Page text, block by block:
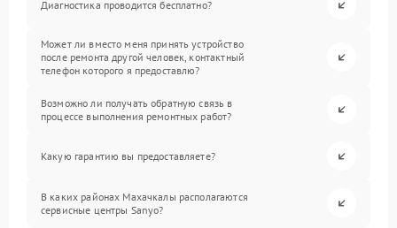
Диагностика проводится бесплатно?
Может ли вместо меня принять устройство
после ремонта другой человек, контактный
телефон которого я предоставлю?
Возможно ли получать обратную связь в
процессе выполнения ремонтных работ?
Какую гарантию вы предоставляете?
В каких районах Махачкалы располагаются
сервисные центры Sanyo?